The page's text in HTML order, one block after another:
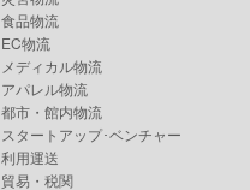
食品物流
EC物流
メディカル物流
アパレル物流
都市・館内物流
スタートアップ･ベンチャー
利用運送
貿易・税関